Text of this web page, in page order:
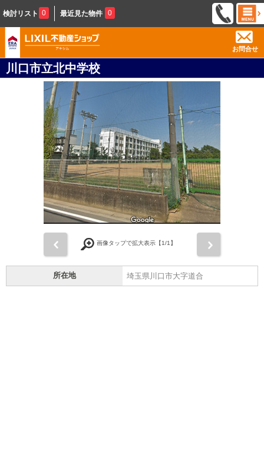
検討リスト 0 最近見た物件 0
お問合せ
川口市立北中学校
画像タップで拡大表示【1/1】
所在地 埼玉県川口市大字道合